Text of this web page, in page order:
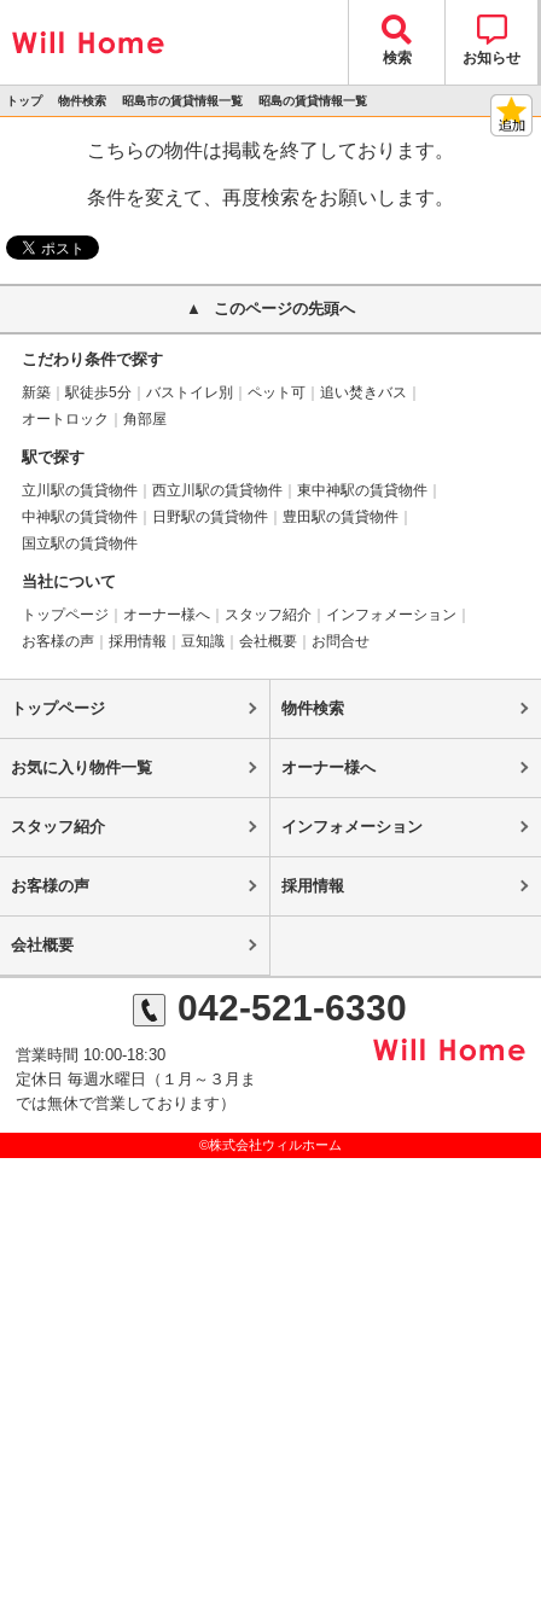
検索 お知らせ
トップ 物件検索 昭島市の賃貸情報一覧 昭島の賃貸情報一覧
こちらの物件は掲載を終了しております。
条件を変えて、再度検索をお願いします。
このページの先頭へ
こだわり条件で探す
新築 駅徒歩5分 バストイレ別 ペット可
追い焚きバス
オートロック
角部屋
駅で探す
立川駅の賃貸物件 西立川駅の賃貸物件
東中神駅の賃貸物件
中神駅の賃貸物件
日野駅の賃貸物件
豊田駅の賃貸物件
国立駅の賃貸物件
当社について
トップページ オーナー様へ スタッフ紹介
インフォメーション
お客様の声
採用情報 豆知識 会社概要 お問合せ
トップページ 物件検索
お気に入り物件一覧 オーナー様へ
スタッフ紹介 インフォメーション
お客様の声 採用情報
会社概要
042-521-6330
営業時間 10:00-18:30
定休日 毎週水曜日（１月～３月ま
では無休で営業しております）
©株式会社ウィルホーム